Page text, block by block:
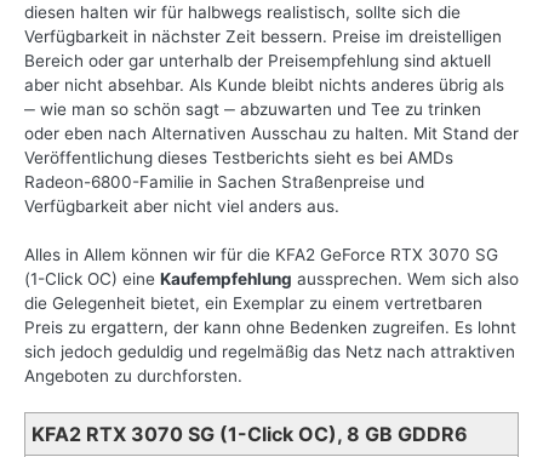
diesen halten wir für halbwegs realistisch, sollte sich die
Verfügbarkeit in nächster Zeit bessern. Preise im dreistelligen
Bereich oder gar unterhalb der Preisempfehlung sind aktuell
aber nicht absehbar. Als Kunde bleibt nichts anderes übrig als
‒ wie man so schön sagt ‒ abzuwarten und Tee zu trinken
oder eben nach Alternativen Ausschau zu halten. Mit Stand der
Veröffentlichung dieses Testberichts sieht es bei AMDs
Radeon-6800-Familie in Sachen Straßenpreise und
Verfügbarkeit aber nicht viel anders aus.
Alles in Allem können wir für die KFA2 GeForce RTX 3070 SG
(1-Click OC) eine Kaufempfehlung aussprechen. Wem sich also
die Gelegenheit bietet, ein Exemplar zu einem vertretbaren
Preis zu ergattern, der kann ohne Bedenken zugreifen. Es lohnt
sich jedoch geduldig und regelmäßig das Netz nach attraktiven
Angeboten zu durchforsten.
KFA2 RTX 3070 SG (1-Click OC), 8 GB GDDR6